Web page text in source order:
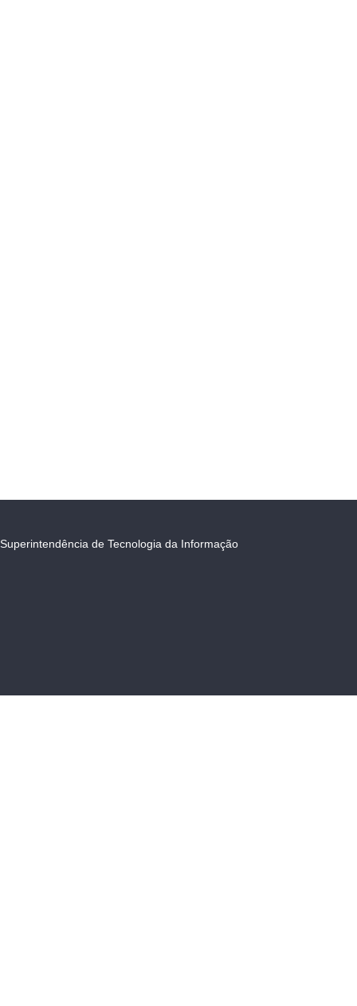
Superintendência de Tecnologia da Informação